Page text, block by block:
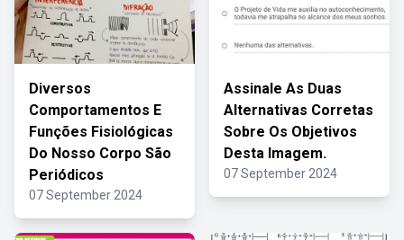
Diversos
Comportamentos E
Funções Fisiológicas
Do Nosso Corpo São
Periódicos
07 September 2024
Assinale As Duas
Alternativas Corretas
Sobre Os Objetivos
Desta Imagem.
07 September 2024